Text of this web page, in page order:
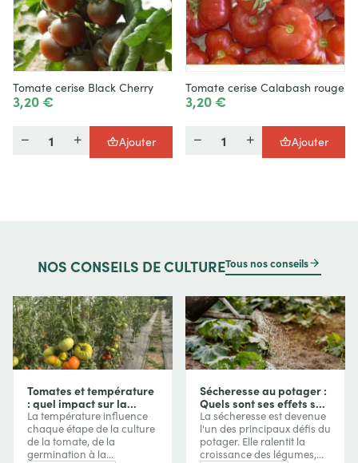
Tomate cerise Black Cherry
3,20 €
Ajouter
Tomate cerise Calabash rouge
3,20 €
Ajouter
NOS CONSEILS DE CULTURETous nos conseils
Tomates et température
: quel impact sur la
croissance, la floraison
et les fruits ?
La température influence
chaque étape de la culture
de la tomate, de la
germination à la
Sécheresse au potager :
Quels sont ses effets sur
vos cultures et comment
les protéger ?
La sécheresse est devenue
l'un des principaux défis du
potager. Elle ralentit la
croissance des légumes,